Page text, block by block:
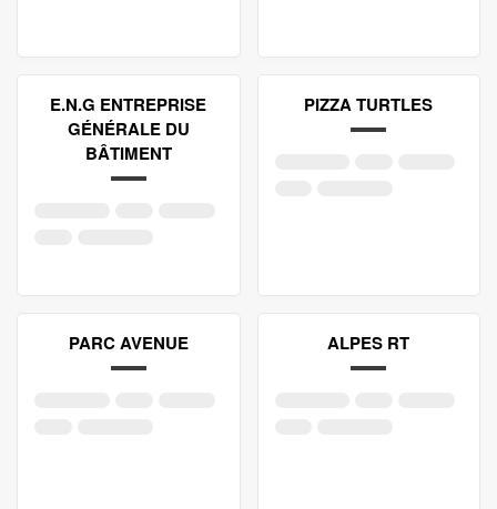
E.N.G ENTREPRISE
GÉNÉRALE DU
BÂTIMENT
PIZZA TURTLES
PARC AVENUE ALPES RT